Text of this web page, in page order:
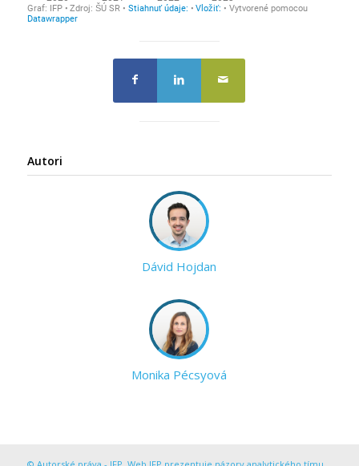
Autori
Dávid Hojdan
Monika Pécsyová